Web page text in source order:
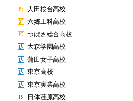
大田桜台高校
六郷工科高校
つばさ総合高校
大森学園高校
蒲田女子高校
東京高校
東京実業高校
日体荏原高校